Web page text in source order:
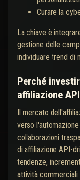
Curare la
La chiave è
gestione delle
individuare trend di
Perché
affiliazione
Il mercato
verso
collaborazioni
di affiliazione API-
tendenze,
attività commerciali